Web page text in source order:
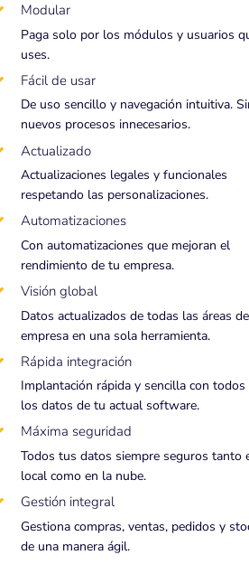
Modular
Paga solo por los módulos y usuarios
uses.
Fácil de usar
De uso sencillo y navegación intuitiva.
nuevos procesos innecesarios.
Actualizado
Actualizaciones legales y funcionales
respetando las personalizaciones.
Automatizaciones
Con automatizaciones que mejoran el
rendimiento de tu empresa.
Visión global
Datos actualizados de todas las áreas
empresa en una sola herramienta.
Rápida integración
Implantación rápida y sencilla con todos
los datos de tu actual software.
Máxima seguridad
Todos tus datos siempre seguros tanto
local como en la nube.
Gestión integral
Gestiona compras, ventas, pedidos y
de una manera ágil.